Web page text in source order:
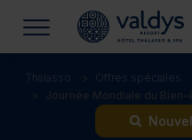
Thalasso
Offres spéciales
Journée Mondiale du Bien-